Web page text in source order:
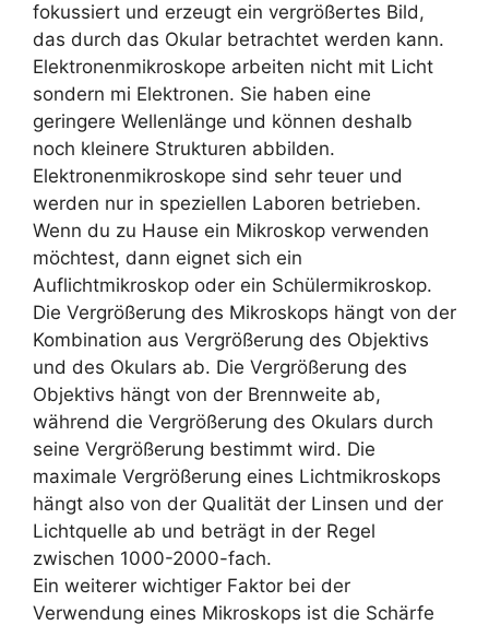
fokussiert und erzeugt ein vergrößertes Bild,
das durch das Okular betrachtet werden kann.
Elektronenmikroskope arbeiten nicht mit Licht
sondern mi Elektronen. Sie haben eine
geringere Wellenlänge und können deshalb
noch kleinere Strukturen abbilden.
Elektronenmikroskope sind sehr teuer und
werden nur in speziellen Laboren betrieben.
Wenn du zu Hause ein Mikroskop verwenden
möchtest, dann eignet sich ein
Auflichtmikroskop oder ein Schülermikroskop.
Die Vergrößerung des Mikroskops hängt von der
Kombination aus Vergrößerung des Objektivs
und des Okulars ab. Die Vergrößerung des
Objektivs hängt von der Brennweite ab,
während die Vergrößerung des Okulars durch
seine Vergrößerung bestimmt wird. Die
maximale Vergrößerung eines Lichtmikroskops
hängt also von der Qualität der Linsen und der
Lichtquelle ab und beträgt in der Regel
zwischen 1000-2000-fach.
Ein weiterer wichtiger Faktor bei der
Verwendung eines Mikroskops ist die Schärfe